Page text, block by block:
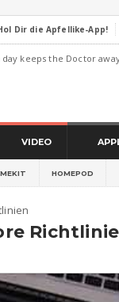
Dir die Apfellike-App!
day keeps the Doctor
VIDEO
HOMEPOD